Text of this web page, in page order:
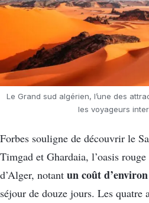
Le Grand sud algérien, l’une des
les voyageurs
Forbes souligne de découvrir le
Timgad et Ghardaia, l’oasis
d’Alger, notant un coût
séjour de douze jours. Les quatre